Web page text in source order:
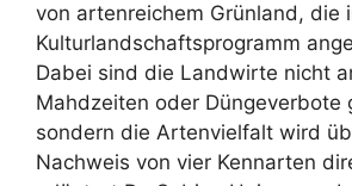
von artenreichem Grünland, die
Kulturlandschaftsprogramm
Dabei sind die Landwirte nicht
Mahdzeiten oder Düngeverbote
sondern die Artenvielfalt wird
Nachweis von vier Kennarten